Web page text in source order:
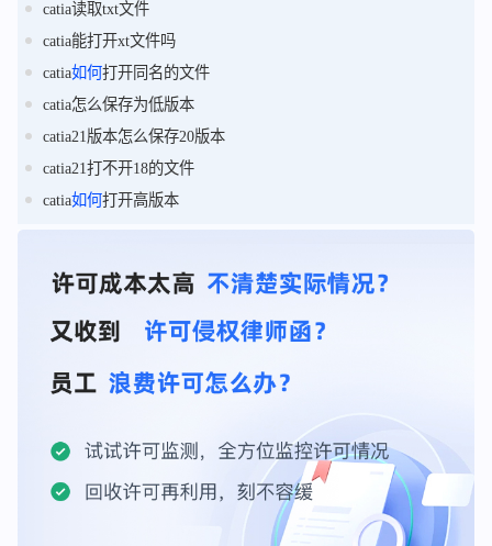
catia读取txt文件
catia能打开xt文件吗
catia如何打开同名的文件
catia怎么保存为低版本
catia21版本怎么保存20版本
catia21打不开18的文件
catia如何打开高版本